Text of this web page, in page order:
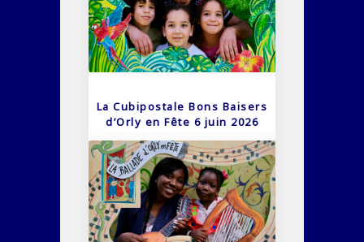
La Cubipostale Bons Baisers
d’Orly en Fête 6 juin 2026